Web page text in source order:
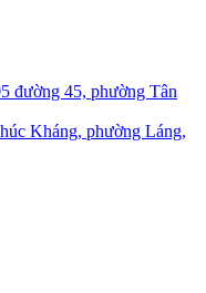
đường 45, phường Tân
Kháng, phường Láng,